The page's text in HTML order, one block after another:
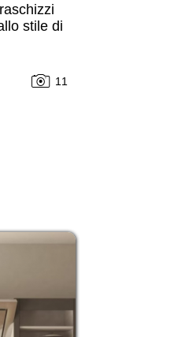
stile di
11